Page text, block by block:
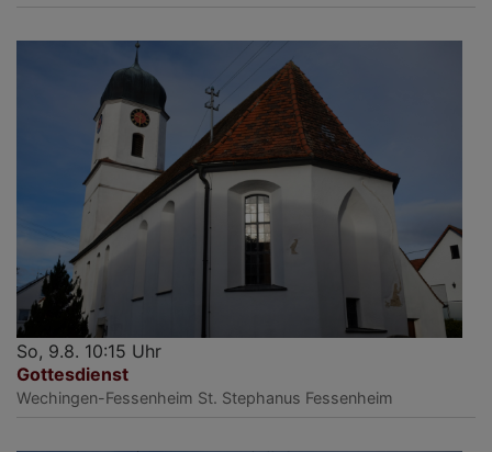
So, 9.8. 10:15 Uhr
Gottesdienst
Wechingen-Fessenheim St. Stephanus Fessenheim